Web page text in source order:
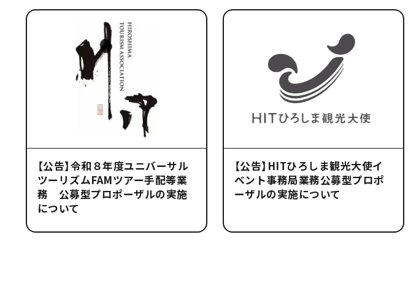
【公告】令和８年度ユニバーサル
ツーリズムFAMツアー手配等業
務 公募型プロポーザルの実施
について
【公告】HITひろしま観光大使イ
ベント事務局業務公募型プロポ
ーザルの実施について